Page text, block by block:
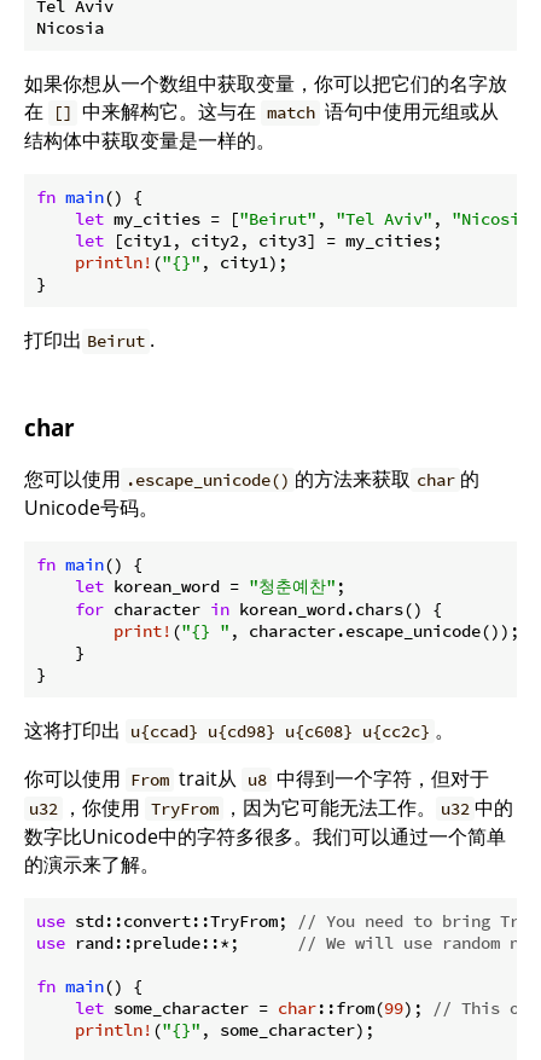
Tel Aviv
如果你想从一个数组中获取变量，你可以把它们的名字放
在
[] 中来解构它。这与在 match 语句中使用元组或从
结构体中获取变量是一样的。
fn main() {
let my_cities = ["Beirut" , "Tel Aviv" , "Nicosia"
let [city1, city2, city3] = my_cities;
println! ("{}" , city1);
}
打印出 Beirut .
char
您可以使用 .escape_unicode() 的方法来获取 char 的
Unicode号码。
fn main() {
let korean_word = "청춘예찬" ;
for character in korean_word.chars() {
print! ("{} " , character.escape_unicode());
    }
}
这将打印出 u{ccad} u{cd98} u{c608} u{cc2c} 。
你可以使用 From trait从 u8 中得到一个字符，但对于
u32 ，你使用 TryFrom ，因为它可能无法工作。 u32 中的
数字比Unicode中的字符多很多。我们可以通过一个简单
的演示来了解。
use std::convert::TryFrom;
// You need to bring
use rand::prelude::*;
// We will use random
fn main() {
let some_character = char::from(99);
// This
println! ("{}" , some_character);